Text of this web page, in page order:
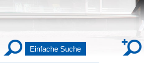
Einfache Suche